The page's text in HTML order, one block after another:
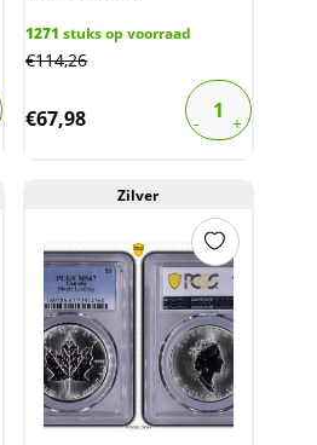
1271 stuks op voorraad
€114,26
€67,98
Zilver